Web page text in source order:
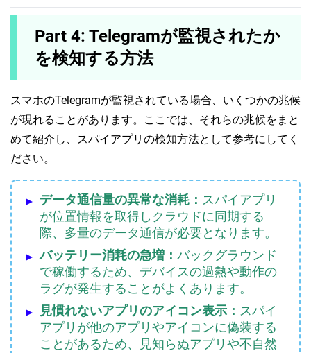
Part 4: Telegramが監視されたか
を検知する方法
スマホのTelegramが監視されている場合、いくつかの兆候
が現れることがあります。ここでは、それらの兆候をまと
めて紹介し、スパイアプリの検知方法として参考にしてく
ださい。
データ通信量の異常な消耗： スパイアプリ
が位置情報を取得しクラウドに同期する
際、多量のデータ通信が必要となります。
バッテリー消耗の急増： バックグラウンド
で稼働するため、デバイスの過熱や動作の
ラグが発生することがよくあります。
見慣れないアプリのアイコン表示： スパイ
アプリが他のアプリやアイコンに偽装する
ことがあるため、見知らぬアプリや不自然